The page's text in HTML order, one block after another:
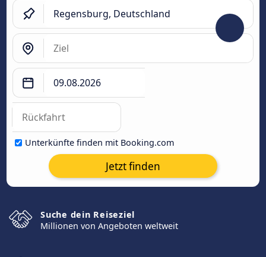
Unterkünfte finden mit Booking.com
Jetzt finden
Suche dein Reiseziel
Millionen von Angeboten weltweit